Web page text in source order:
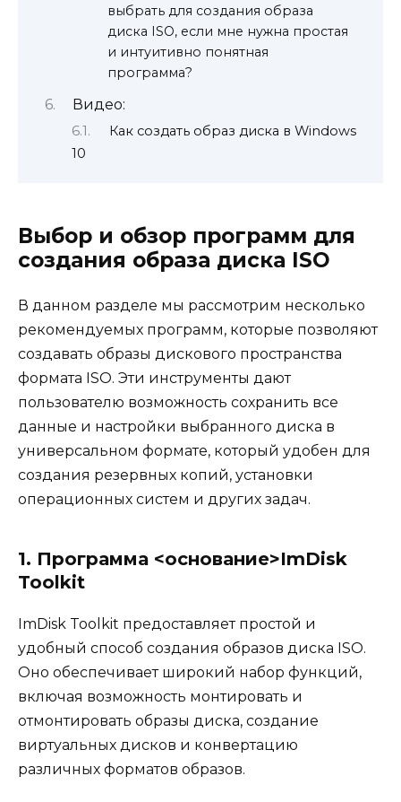
выбрать для создания образа
диска ISO, если мне нужна простая
и интуитивно понятная
программа?
Видео:
Как создать образ диска в Windows
10
Выбор и обзор программ для
создания образа диска ISO
В данном разделе мы рассмотрим несколько
рекомендуемых программ, которые позволяют
создавать образы дискового пространства
формата ISO. Эти инструменты дают
пользователю возможность сохранить все
данные и настройки выбранного диска в
универсальном формате, который удобен для
создания резервных копий, установки
операционных систем и других задач.
1. Программа <основание>ImDisk
Toolkit
ImDisk Toolkit предоставляет простой и
удобный способ создания образов диска ISO.
Оно обеспечивает широкий набор функций,
включая возможность монтировать и
отмонтировать образы диска, создание
виртуальных дисков и конвертацию
различных форматов образов.